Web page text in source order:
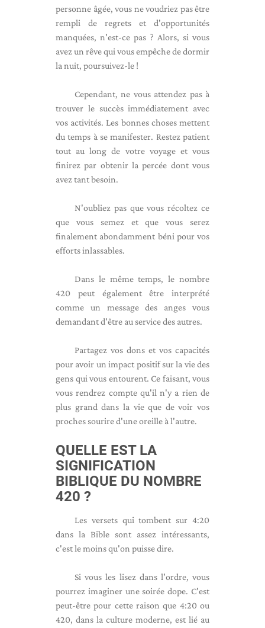
personne âgée, vous ne voudriez pas être
rempli de regrets et d'opportunités
manquées, n'est-ce pas ? Alors, si vous
avez un rêve qui vous empêche de dormir
la nuit, poursuivez-le !
Cependant, ne vous attendez pas à
trouver le succès immédiatement avec
vos activités. Les bonnes choses mettent
du temps à se manifester. Restez patient
tout au long de votre voyage et vous
finirez par obtenir la percée dont vous
avez tant besoin.
N'oubliez pas que vous récoltez ce
que vous semez et que vous serez
finalement abondamment béni pour vos
efforts inlassables.
Dans le même temps, le nombre
420 peut également être interprété
comme un message des anges vous
demandant d'être au service des autres.
Partagez vos dons et vos capacités
pour avoir un impact positif sur la vie des
gens qui vous entourent. Ce faisant, vous
vous rendrez compte qu'il n'y a rien de
plus grand dans la vie que de voir vos
proches sourire d'une oreille à l'autre.
QUELLE EST LA
SIGNIFICATION
BIBLIQUE DU NOMBRE
420 ?
Les versets qui tombent sur 4:20
dans la Bible sont assez intéressants,
c'est le moins qu'on puisse dire.
Si vous les lisez dans l'ordre, vous
pourrez imaginer une soirée dope. C'est
peut-être pour cette raison que 4:20 ou
420, dans la culture moderne, est lié au